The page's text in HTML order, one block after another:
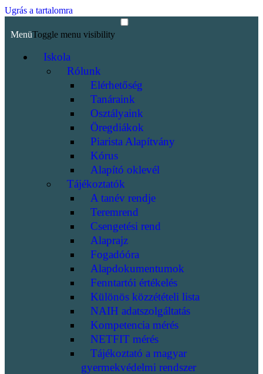
Ugrás a tartalomra
MenüToggle menu visibility
Iskola
Rólunk
Elérhetőség
Tanáraink
Osztályaink
Öregdiákok
Piarista Alapítvány
Kórus
Alapító oklevél
Tájékoztatók
A tanév rendje
Teremrend
Csengetési rend
Alaprajz
Fogadóóra
Alapdokumentumok
Fenntartói értékelés
Különös közzétételi lista
NAIH adatszolgáltatás
Kompetencia mérés
NETFIT mérés
Tájékoztató a magyar
gyermekvédelmi rendszer